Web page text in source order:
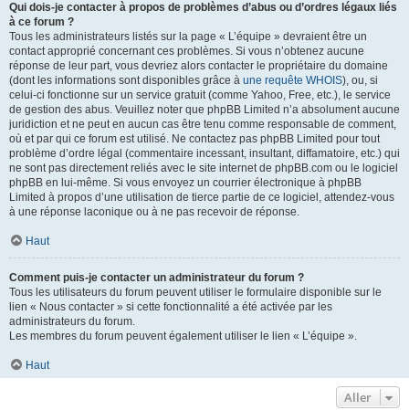
Qui dois-je contacter à propos de problèmes d’abus ou d’ordres légaux liés
à ce forum ?
Tous les administrateurs listés sur la page « L’équipe » devraient être un
contact approprié concernant ces problèmes. Si vous n’obtenez aucune
réponse de leur part, vous devriez alors contacter le propriétaire du domaine
(dont les informations sont disponibles grâce à une requête WHOIS), ou, si
celui-ci fonctionne sur un service gratuit (comme Yahoo, Free, etc.), le service
de gestion des abus. Veuillez noter que phpBB Limited n’a absolument aucune
juridiction et ne peut en aucun cas être tenu comme responsable de comment,
où et par qui ce forum est utilisé. Ne contactez pas phpBB Limited pour tout
problème d’ordre légal (commentaire incessant, insultant, diffamatoire, etc.) qui
ne sont pas directement reliés avec le site internet de phpBB.com ou le logiciel
phpBB en lui-même. Si vous envoyez un courrier électronique à phpBB
Limited à propos d’une utilisation de tierce partie de ce logiciel, attendez-vous
à une réponse laconique ou à ne pas recevoir de réponse.
Haut
Comment puis-je contacter un administrateur du forum ?
Tous les utilisateurs du forum peuvent utiliser le formulaire disponible sur le
lien « Nous contacter » si cette fonctionnalité a été activée par les
administrateurs du forum.
Les membres du forum peuvent également utiliser le lien « L’équipe ».
Haut
Aller